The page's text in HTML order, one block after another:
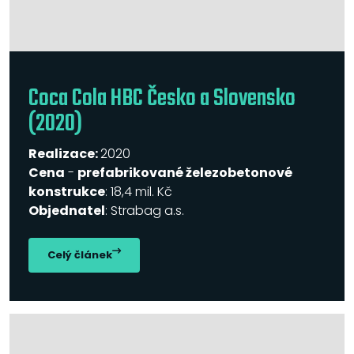
Coca Cola HBC Česko a Slovensko
(2020)
Realizace:2020
Cena - prefabrikované železobetonové
konstrukce: 18,4 mil. Kč
Objednatel: Strabag a.s.
Celý článek